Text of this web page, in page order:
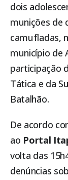
dois
munições de
camufladas,
município de
participação
Tática e da
Batalhão.
De acordo
ao Portal
volta das
denúncias